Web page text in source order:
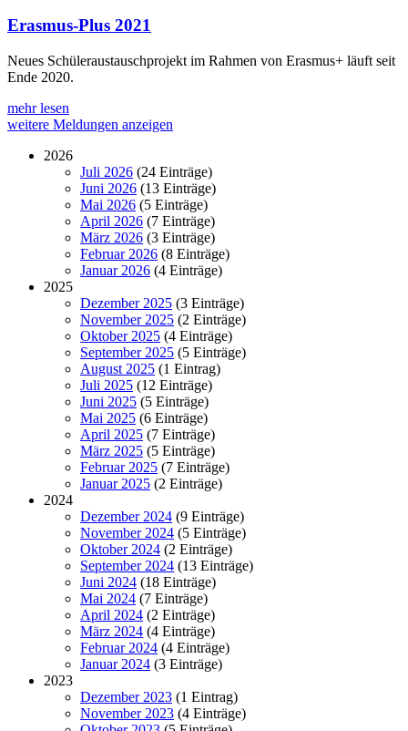
Erasmus-Plus 2021
Neues Schüleraustauschprojekt im Rahmen von Erasmus+ läuft seit
Ende 2020.
mehr lesen
weitere Meldungen anzeigen
2026
Juli 2026 (24 Einträge)
Juni 2026 (13 Einträge)
Mai 2026 (5 Einträge)
April 2026 (7 Einträge)
März 2026 (3 Einträge)
Februar 2026 (8 Einträge)
Januar 2026 (4 Einträge)
2025
Dezember 2025 (3 Einträge)
November 2025 (2 Einträge)
Oktober 2025 (4 Einträge)
September 2025 (5 Einträge)
August 2025 (1 Eintrag)
Juli 2025 (12 Einträge)
Juni 2025 (5 Einträge)
Mai 2025 (6 Einträge)
April 2025 (7 Einträge)
März 2025 (5 Einträge)
Februar 2025 (7 Einträge)
Januar 2025 (2 Einträge)
2024
Dezember 2024 (9 Einträge)
November 2024 (5 Einträge)
Oktober 2024 (2 Einträge)
September 2024 (13 Einträge)
Juni 2024 (18 Einträge)
Mai 2024 (7 Einträge)
April 2024 (2 Einträge)
März 2024 (4 Einträge)
Februar 2024 (4 Einträge)
Januar 2024 (3 Einträge)
2023
Dezember 2023 (1 Eintrag)
November 2023 (4 Einträge)